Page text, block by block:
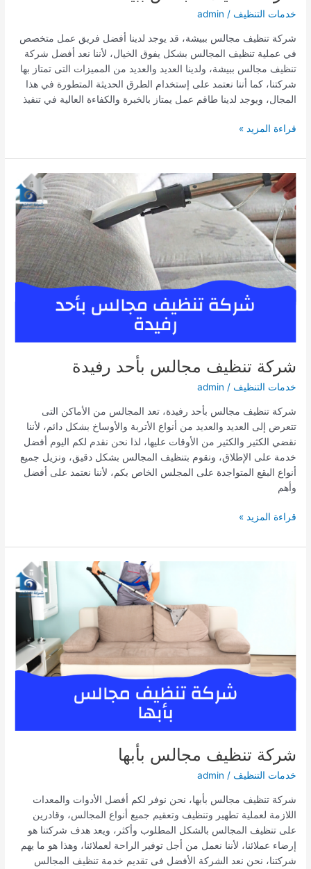
خدمات التنظيف /
admin
شركة تنظيف مجالس ببيشة، قد يوجد لدينا أفضل فريق عمل متخصص
في عملية تنظيف المجالس بشكل يفوق الخيال، لأننا نعد أفضل شركة
تنظيف مجالس ببيشة، ولدينا العديد والعديد من المميزات التى تمتاز بها
شركتنا، كما أننا نعتمد على إستخدام الطرق الحديثة المتطورة في هذا
المجال، ويوجد لدينا طاقم عمل يمتاز بالخبرة والكفاءة العالية في تنفيذ
شركة
مجالس
ببيشة
قراءة المزيد »
شركة تنظيف مجالس بأحد رفيدة
خدمات التنظيف /
admin
شركة تنظيف مجالس بأحد رفيدة، تعد المجالس من الأماكن التى
تتعرض إلى العديد والعديد من أنواع الأتربة والأوساخ بشكل دائم، لأننا
نقضي الكثير والكثير من الأوقات عليها، لذا نحن نقدم لكم اليوم أفضل
خدمة على الإطلاق، ونقوم بتنظيف المجالس بشكل دقيق، ونزيل جميع
أنواع البقع المتواجدة على المجلس الخاص بكم، لأننا نعتمد على أفضل
وأهم
شركة
مجالس
قراءة المزيد »
شركة تنظيف مجالس بأبها
خدمات التنظيف /
admin
شركة تنظيف مجالس بأبها، نحن نوفر لكم أفضل الأدوات والمعدات
اللازمة لعملية تطهير وتنظيف وتعقيم جميع أنواع المجالس، وقادرين
على تنظيف المجالس بالشكل المطلوب وأكثر، ويعد هدف شركتنا هو
إرضاء عملائنا، لأننا نعمل من أجل توفير الراحة لعملائنا، وهذا هو ما يهم
شركتنا، نحن نعد الشركة الأفضل فى تقديم خدمة تنظيف المجالس